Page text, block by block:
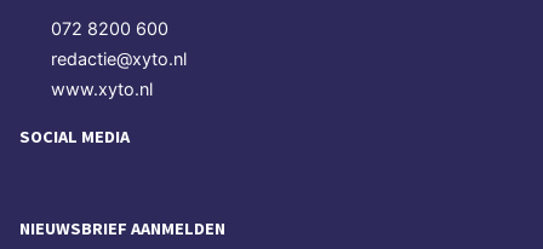
072 8200 600
redactie@xyto.nl
www.xyto.nl
SOCIAL MEDIA
NIEUWSBRIEF AANMELDEN